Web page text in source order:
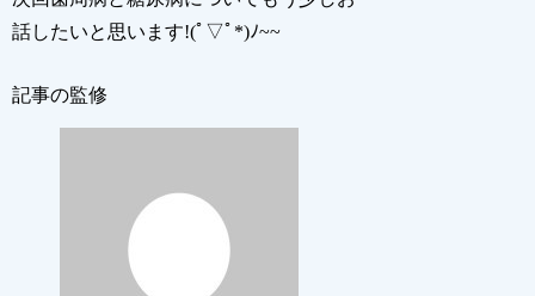
話したいと思います!(ﾟ▽ﾟ*)ﾉ~~
記事の監修